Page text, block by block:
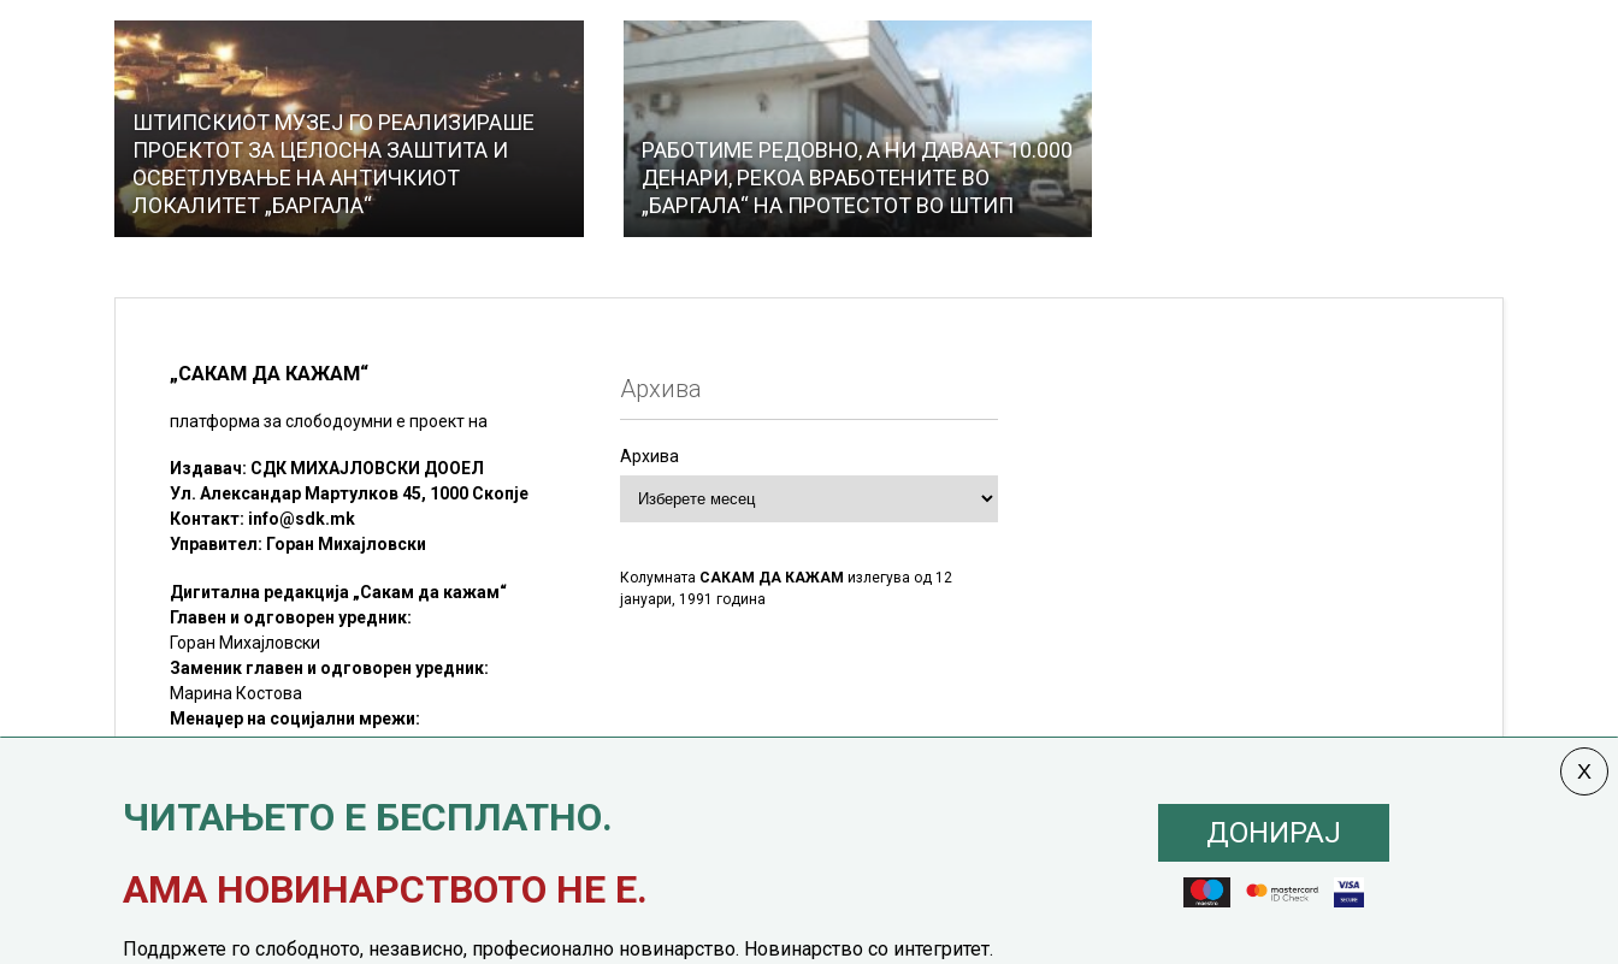
ШТИПСКИОТ МУЗЕЈ ГО РЕАЛИЗИРАШЕ
ПРОЕКТОТ ЗА ЦЕЛОСНА ЗАШТИТА И
ОСВЕТЛУВАЊЕ НА АНТИЧКИОТ
ЛОКАЛИТЕТ „БАРГАЛА“
РАБОТИМЕ РЕДОВНО, А НИ ДАВААТ 10.000
ДЕНАРИ, РЕКОА ВРАБОТЕНИТЕ ВО
„БАРГАЛА“ НА ПРОТЕСТОТ ВО ШТИП
„САКАМ ДА КАЖАМ“
платформа за слободоумни е проект на
Издавач: СДК МИХАЈЛОВСКИ ДООЕЛ
Ул. Александар Мартулков 45, 1000 Скопје
Контакт: info@sdk.mk
Управител: Горан Михајловски
Дигитална редакција „Сакам да кажам“
Главен и одговорен уредник:
Горан Михајловски
Заменик главен и одговорен уредник:
Марина Костова
Менаџер на социјални мрежи:
Мирослав Илиоски
©SDK.MK Крадењето авторски текстови е казниво со закон.
Преземањето на авторски содржини (текстови) од оваа
Архива
Архива
Колумната САКАМ ДА КАЖАМ излегува од 12
јануари, 1991 година
ЧИТАЊЕТО Е БЕСПЛАТНО.
АМА НОВИНАРСТВОТО НЕ Е.
Поддржете го слободното, независно, професионално новинарство. Новинарство со интегритет.
ДОНИРАЈ